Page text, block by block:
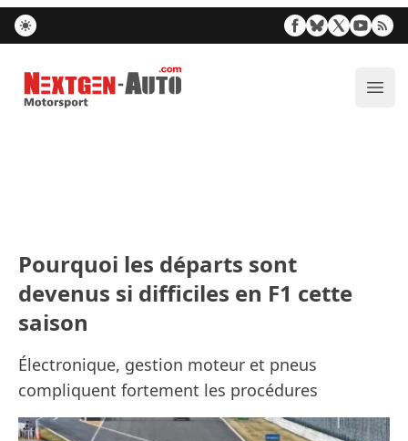
Nextgen-Auto.com
Pourquoi les départs sont
devenus si difficiles en F1 cette
saison
Électronique, gestion moteur et pneus
compliquent fortement les procédures